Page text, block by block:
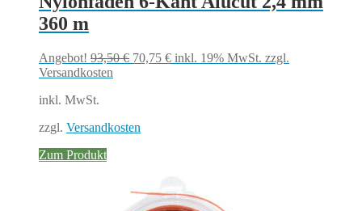
360 m
Angebot! 93,50€ Ursprünglicher
70,75 €Aktueller
inkl. 19% MwSt. zzgl.
Versandkosten
inkl. MwSt.
zzgl. Versandkosten
Zum Produkt